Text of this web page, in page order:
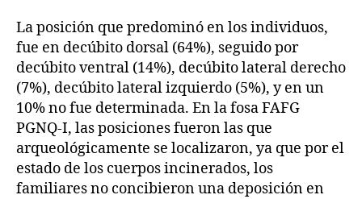
La posición que predominó en los individuos,
fue en decúbito dorsal (64%), seguido por
decúbito ventral (14%), decúbito lateral derecho
(7%), decúbito lateral izquierdo (5%), y en un
10% no fue determinada. En la fosa FAFG
PGNQ-I, las posiciones fueron las que
arqueológicamente se localizaron, ya que por el
estado de los cuerpos incinerados, los
familiares no concibieron una deposición en